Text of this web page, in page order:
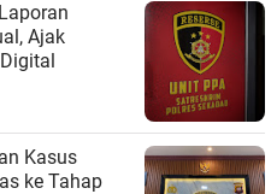
Ajak
Kasus
ke Tahap